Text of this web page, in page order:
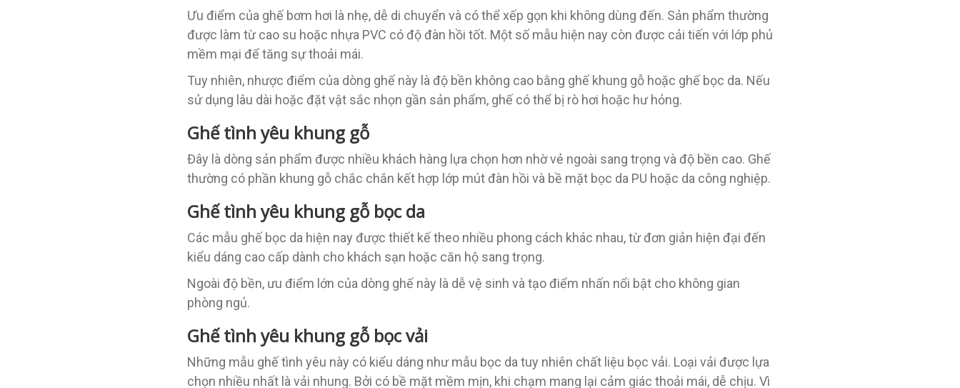
Ưu điểm của ghế bơm hơi là nhẹ, dễ di chuyển và có thể xếp gọn khi không dùng đến. Sản phẩm thường
được làm từ cao su hoặc nhựa PVC có độ đàn hồi tốt. Một số mẫu hiện nay còn được cải tiến với lớp phủ
mềm mại để tăng sự thoải mái.
Tuy nhiên, nhược điểm của dòng ghế này là độ bền không cao bằng ghế khung gỗ hoặc ghế bọc da. Nếu
sử dụng lâu dài hoặc đặt vật sắc nhọn gần sản phẩm, ghế có thể bị rò hơi hoặc hư hỏng.
Ghế tình yêu khung gỗ
Đây là dòng sản phẩm được nhiều khách hàng lựa chọn hơn nhờ vẻ ngoài sang trọng và độ bền cao. Ghế
thường có phần khung gỗ chắc chắn kết hợp lớp mút đàn hồi và bề mặt bọc da PU hoặc da công nghiệp.
Ghế tình yêu khung gỗ bọc da
Các mẫu ghế bọc da hiện nay được thiết kế theo nhiều phong cách khác nhau, từ đơn giản hiện đại đến
kiểu dáng cao cấp dành cho khách sạn hoặc căn hộ sang trọng.
Ngoài độ bền, ưu điểm lớn của dòng ghế này là dễ vệ sinh và tạo điểm nhấn nổi bật cho không gian
phòng ngủ.
Ghế tình yêu khung gỗ bọc vải
Những mẫu ghế tình yêu này có kiểu dáng như mẫu bọc da tuy nhiên chất liệu bọc vải. Loại vải được lựa
chọn nhiều nhất là vải nhung. Bởi có bề mặt mềm mịn, khi chạm mang lại cảm giác thoải mái, dễ chịu. Vì